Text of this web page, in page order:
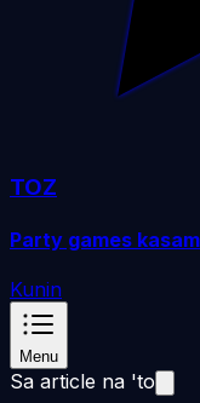
TOZ
Party games
Kunin
Menu
Sa article na 'to